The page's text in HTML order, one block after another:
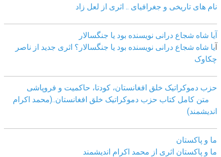
نام های تاریخی و جغرافیای .. اثری از لعل زاد
آیا شاه شجاع درانی نویسنده بود یا جنگسالار
آیا شاه شجاع درانی نویسنده بود یا جنگسالار؟ اثری جدید از ناصر
چکاوک
حزب دموکراتیک خلق افغانستان، کودتا، حاکمیت و فروپاشی
متن کامل کتاب حزب دموکراتیک خلق افغانستان..(محمد اکرام
اندیشمند)
ما و پاکستان
ما و پاکستان اثری از محمد اکرام اندیشمند